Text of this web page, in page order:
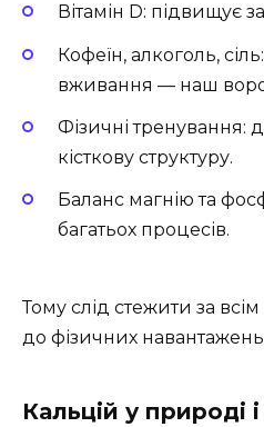
Вітамін D: підвищує
Кофеїн, алкоголь,
вживання — наш
Фізичні тренування:
кісткову структуру.
Баланс магнію та
багатьох процесів.
Тому слід стежити за
до фізичних
Кальцій у природі і